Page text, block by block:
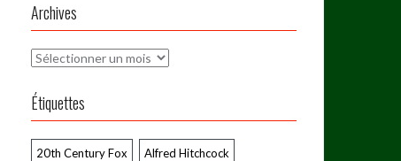
Archives
Archives
Étiquettes
20th Century Fox Alfred Hitchcock